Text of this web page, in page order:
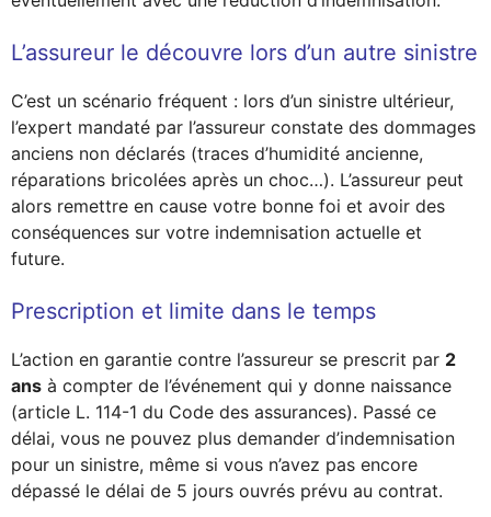
L’assureur le découvre lors d’un autre sinistre
C’est un scénario fréquent : lors d’un sinistre ultérieur,
l’expert mandaté par l’assureur constate des dommages
anciens non déclarés (traces d’humidité ancienne,
réparations bricolées après un choc…). L’assureur peut
alors remettre en cause votre bonne foi et avoir des
conséquences sur votre indemnisation actuelle et
future.
Prescription et limite dans le temps
L’action en garantie contre l’assureur se prescrit par 2
ans à compter de l’événement qui y donne naissance
(article L. 114-1 du Code des assurances). Passé ce
délai, vous ne pouvez plus demander d’indemnisation
pour un sinistre, même si vous n’avez pas encore
dépassé le délai de 5 jours ouvrés prévu au contrat.